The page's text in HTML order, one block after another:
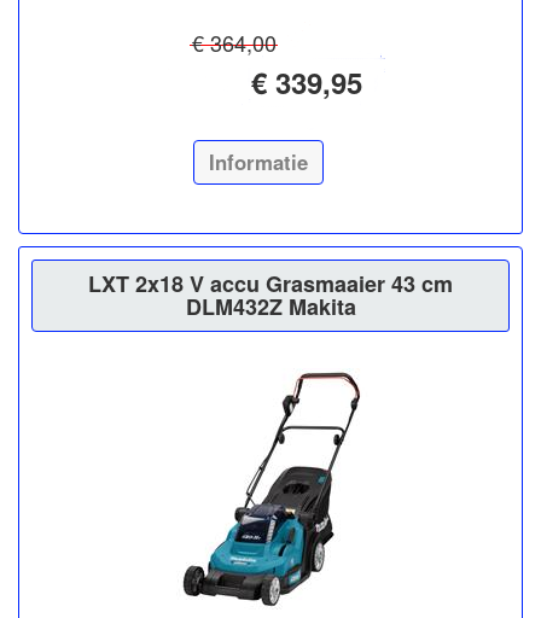
€ 364,00
€ 339,95
Informatie
LXT 2x18 V accu Grasmaaier 43 cm
DLM432Z Makita